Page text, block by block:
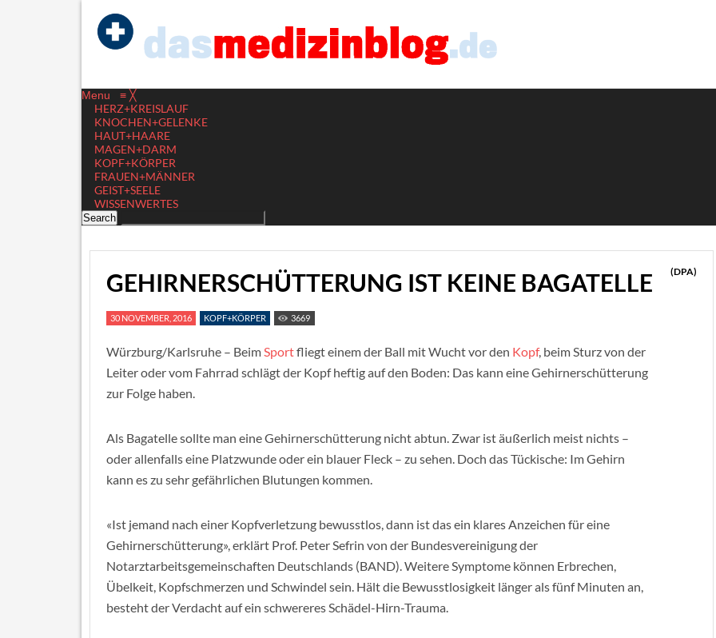
Menu ≡ ╳
HERZ+KREISLAUF
KNOCHEN+GELENKE
HAUT+HAARE
MAGEN+DARM
KOPF+KÖRPER
FRAUEN+MÄNNER
GEIST+SEELE
WISSENWERTES
GEHIRNERSCHÜTTERUNG IST KEINE BAGATELLE (DPA)
30 NOVEMBER, 2016 KOPF+KÖRPER 3669
Würzburg/Karlsruhe – BeimSportfliegt einem der Ball mit Wucht vor den Kopf, beim Sturz von der
Leiter oder vom Fahrrad schlägt der Kopf heftig auf den Boden: Das kann eine Gehirnerschütterung
zur Folge haben.
Als Bagatelle sollte man eine Gehirnerschütterung nicht abtun. Zwar ist äußerlich meist nichts –
oder allenfalls eine Platzwunde oder ein blauer Fleck – zu sehen. Doch das Tückische: Im Gehirn
kann es zu sehr gefährlichen Blutungen kommen.
«Ist jemand nach einer Kopfverletzung bewusstlos, dann ist das ein klares Anzeichen für eine
Gehirnerschütterung», erklärt Prof. Peter Sefrin von der Bundesvereinigung der
Notarztarbeitsgemeinschaften Deutschlands (BAND). Weitere Symptome können Erbrechen,
Übelkeit, Kopfschmerzen und Schwindel sein. Hält die Bewusstlosigkeit länger als fünf Minuten an,
besteht der Verdacht auf ein schwereres Schädel-Hirn-Trauma.